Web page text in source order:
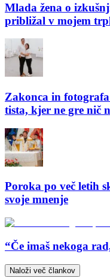
Mlada žena o
približal v mojem
Zakonca in
tista, kjer ne gre nič
Poroka po več letih
svoje mnenje
“Če imaš nekoga
Naloži več člankov